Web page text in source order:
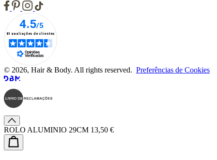
© 2026, Hair & Body. All rights reserved. Preferências de Cookies
ROLO ALUMINIO 29CM 13,50 €